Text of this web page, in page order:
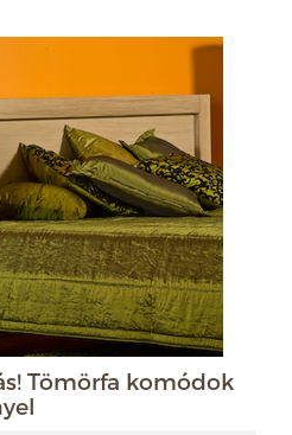
Tömörfa komódok